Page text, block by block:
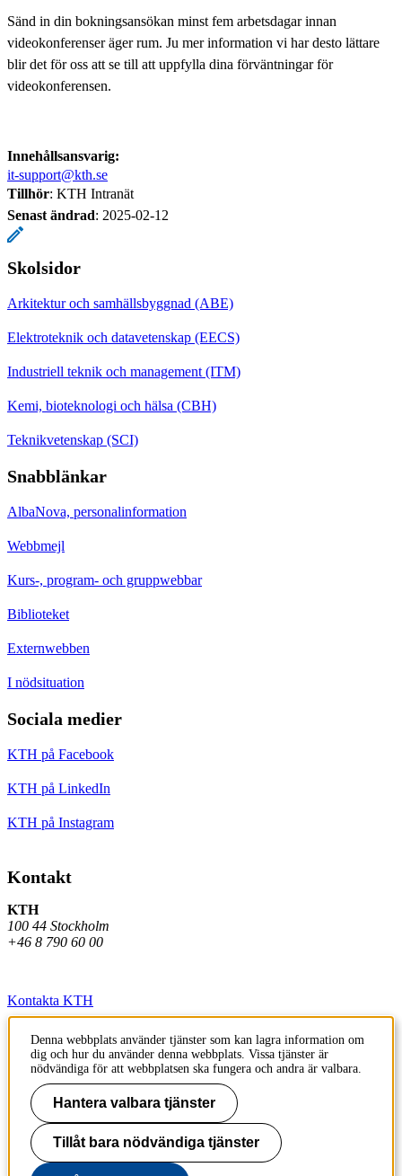
Sänd in din bokningsansökan minst fem arbetsdagar innan
videokonferenser äger rum. Ju mer information vi har desto lättare
blir det för oss att se till att uppfylla dina förväntningar för
videokonferensen.
Innehållsansvarig:
it-support@kth.se
Tillhör: KTH Intranät
Senast ändrad: 2025-02-12
Skolsidor
Arkitektur och samhällsbyggnad (ABE)
Elektroteknik och datavetenskap (EECS)
Industriell teknik och management (ITM)
Kemi, bioteknologi och hälsa (CBH)
Teknikvetenskap (SCI)
Snabblänkar
AlbaNova, personalinformation
Webbmejl
Kurs-, program- och gruppwebbar
Biblioteket
Externwebben
I nödsituation
Sociala medier
KTH på Facebook
KTH på LinkedIn
KTH på Instagram
Kontakt
KTH
100 44 Stockholm
+46 8 790 60 00
Kontakta KTH
Jobba på KTH
Press och media
Faktura och betalning KTH
Om KTH:s webbplatser
Tillgänglighetsredogörelse
Denna webbplats använder tjänster som kan lagra information om
dig och hur du använder denna webbplats. Vissa tjänster är
nödvändiga för att webbplatsen ska fungera och andra är valbara.
Hantera valbara tjänster
Tillåt bara nödvändiga tjänster